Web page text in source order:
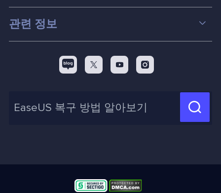
파티션 관리
스크린 레코더
백업&복원
신제품 New
컴퓨터 데이터 복구 팁
맥 데이터 복구 팁
디스크 파티션 팁
화면 녹화 팁
인사이트 보고서
관련 정보
리셀러
  
